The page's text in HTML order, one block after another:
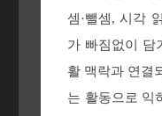
셈·뺄셈, 시각
가 빠짐없이 담
활 맥락과 연결
는 활동으로 익